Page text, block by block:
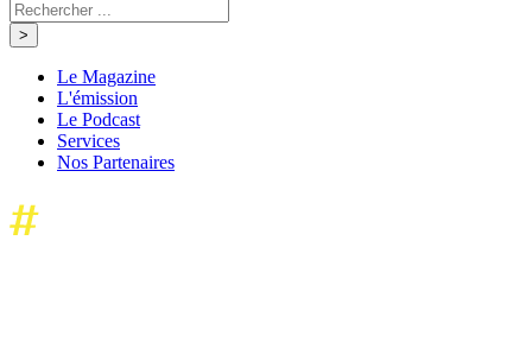
Le Magazine
L'émission
Le Podcast
Services
Nos Partenaires